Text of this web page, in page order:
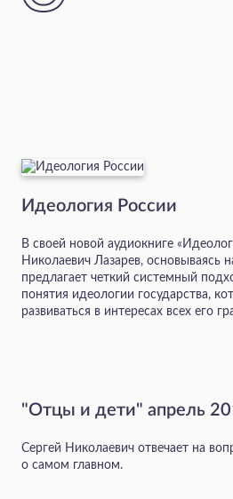
Идеология России
В своей новой аудиокниге
Николаевич Лазарев, основываясь
предлагает четкий системный
понятия идеологии государства,
развиваться в интересах всех его
"Отцы и дети" апрель
Сергей Николаевич отвечает на
о самом главном.